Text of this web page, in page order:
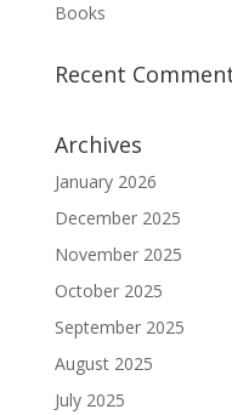
Books
Recent
Archives
January 2026
December 2025
November 2025
October 2025
September 2025
August 2025
July 2025